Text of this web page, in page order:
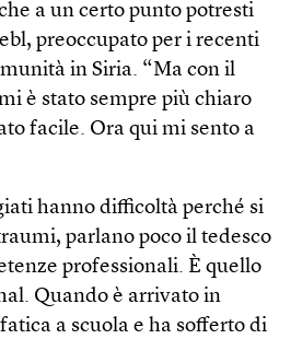
a un certo punto potresti
preoccupato per i recenti
in Siria. “Ma con il
è stato sempre più chiaro
facile. Ora qui mi sento a
hanno difficoltà perché si
parlano poco il tedesco
professionali. È quello
Quando è arrivato in
a scuola e ha sofferto di